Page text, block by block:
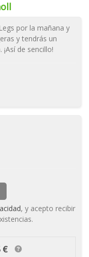
por la mañana y
y tendrás un
de sencillo!
, y acepto recibir
€